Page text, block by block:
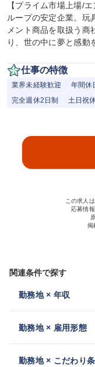
【プライム市場上場/
ループの安定企業。玩
メント商品を取扱う商
り、世の中に夢と感動
仕事の特徴
業界未経験歓迎 年間休
完全週休2日制
土日祝
この求人
応募情
掲
関連条件で探す
勤務地 × 年収
勤務地 × 雇用形態
勤務地 × こだわり